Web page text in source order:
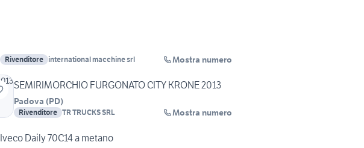
Rivenditore international macchine srl Mostra numero
SEMIRIMORCHIO FURGONATO CITY KRONE 2013
Padova (PD)
Rivenditore TR TRUCKS SRL Mostra numero
Iveco Daily 70C14 a metano